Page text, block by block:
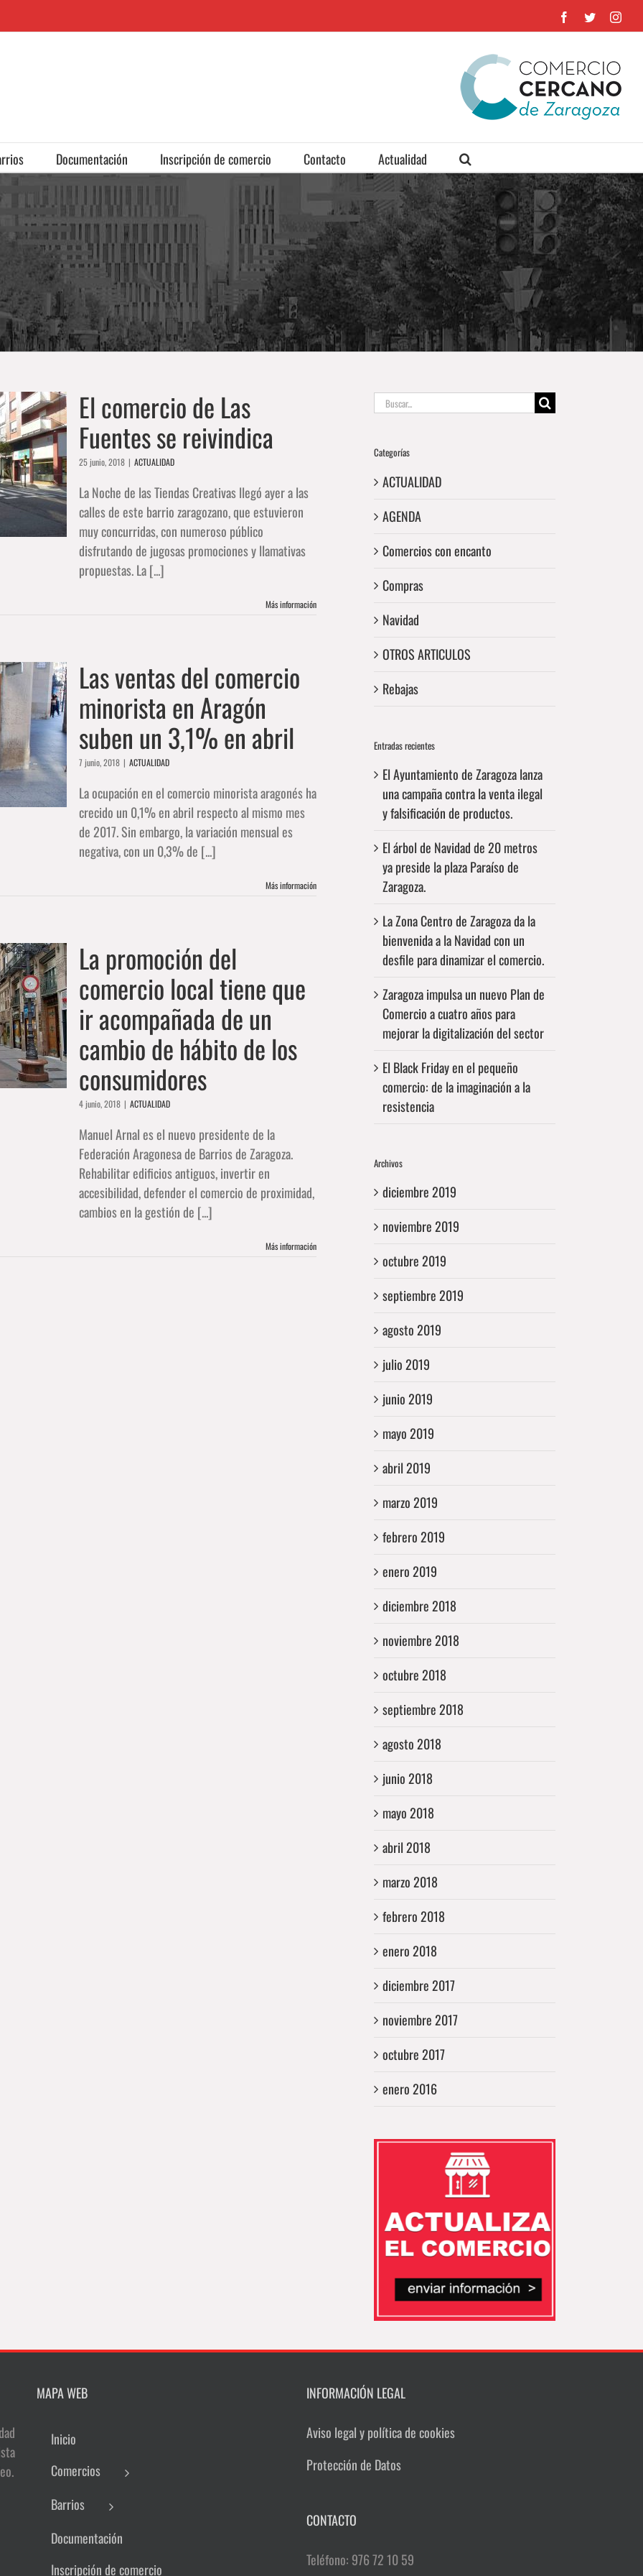
Facebook
Twitter
Documentación Inscripción de comercio Contacto Actualidad
El comercio de Las
Fuentes se reivindica
25 junio, 2018 | ACTUALIDAD
La Noche de las Tiendas Creativas llegó ayer a las
calles de este barrio zaragozano, que estuvieron
muy concurridas, con numeroso público
disfrutando de jugosas promociones y llamativas
propuestas. La [...]
Más información
Las ventas del comercio
minorista en Aragón
suben un 3,1% en abril
7 junio, 2018 | ACTUALIDAD
La ocupación en el comercio minorista aragonés ha
crecido un 0,1% en abril respecto al mismo mes
de 2017. Sin embargo, la variación mensual es
negativa, con un 0,3% de [...]
Más información
La promoción del
comercio local tiene que
ir acompañada de un
cambio de hábito de los
consumidores
4 junio, 2018 | ACTUALIDAD
Manuel Arnal es el nuevo presidente de la
Federación Aragonesa de Barrios de Zaragoza.
Rehabilitar edificios antiguos, invertir en
accesibilidad, defender el comercio de proximidad,
cambios en la gestión de [...]
Más información
Buscar:
Categorías
ACTUALIDAD
AGENDA
Comercios con encanto
Compras
Navidad
OTROS ARTICULOS
Rebajas
Entradas recientes
El Ayuntamiento de Zaragoza lanza
una campaña contra la venta ilegal
y falsificación de productos.
El árbol de Navidad de 20 metros
ya preside la plaza Paraíso de
Zaragoza.
La Zona Centro de Zaragoza da la
bienvenida a la Navidad con un
desfile para dinamizar el comercio.
Zaragoza impulsa un nuevo Plan de
Comercio a cuatro años para
mejorar la digitalización del sector
El Black Friday en el pequeño
comercio: de la imaginación a la
resistencia
Archivos
diciembre 2019
noviembre 2019
octubre 2019
septiembre 2019
agosto 2019
julio 2019
junio 2019
mayo 2019
abril 2019
marzo 2019
febrero 2019
enero 2019
diciembre 2018
noviembre 2018
octubre 2018
septiembre 2018
agosto 2018
junio 2018
mayo 2018
abril 2018
marzo 2018
febrero 2018
enero 2018
diciembre 2017
noviembre 2017
octubre 2017
enero 2016
MAPA WEB
Inicio
Comercios
Barrios
Documentación
Inscripción de comercio
INFORMACIÓN LEGAL
Aviso legal y política de cookies
Protección de Datos
CONTACTO
Teléfono: 976 72 10 59